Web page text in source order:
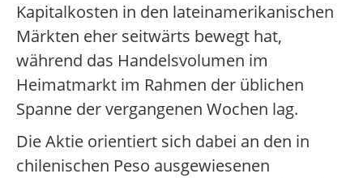
Kapitalkosten in den lateinamerikanischen
Märkten eher seitwärts bewegt hat,
während das Handelsvolumen im
Heimatmarkt im Rahmen der üblichen
Spanne der vergangenen Wochen lag.
Die Aktie orientiert sich dabei an den in
chilenischen Peso ausgewiesenen